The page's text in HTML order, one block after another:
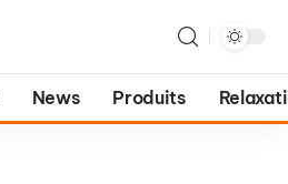
News Produits